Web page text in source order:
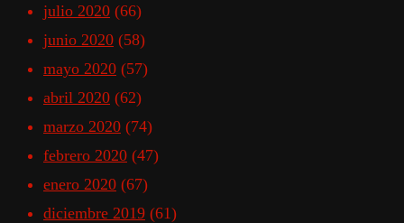
julio 2020 (66)
junio 2020 (58)
mayo 2020 (57)
abril 2020 (62)
marzo 2020 (74)
febrero 2020 (47)
enero 2020 (67)
diciembre 2019 (61)